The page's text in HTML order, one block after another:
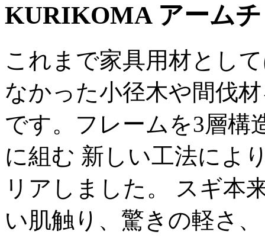
KURIKOMA アーム
これまで家具用材とし
なかった小径木や間伐
です。フレームを3層構
に組む 新しい工法によ
リアしました。 スギ本
い肌触り、驚きの軽さ